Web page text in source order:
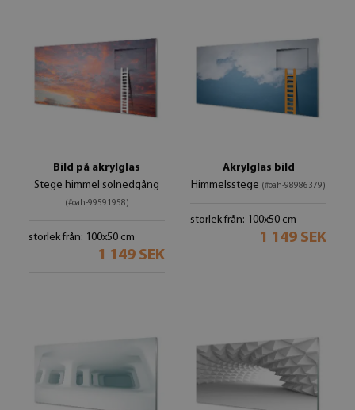
Bild på akrylglas
Stege himmel solnedgång
(#oah-99591958)
storlek från: 100x50 cm
1 149 SEK
Akrylglas bild
Himmelsstege (#oah-98986379)
storlek från: 100x50 cm
1 149 SEK